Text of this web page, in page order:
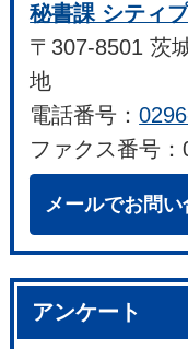
秘書課 シティ
〒307-8501 茨
地
電話番号：
ファクス番号
メールでお問
アンケート